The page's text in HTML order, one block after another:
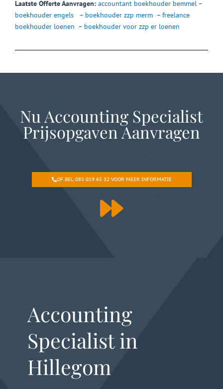
Laatste Offerte Aanvragen: accountant boekhouder bemmel –
boekhouder engels
– boekhouder zzp merm – freelance
boekhouder loenen – boekhouder voor zzp er loenen
Nu Accounting Specialist
Prijsopgaven Aanvragen
OF BEL 085 019 65 32 VOOR MEER INFORMATIE
Accounting
Specialist in
Hillegom